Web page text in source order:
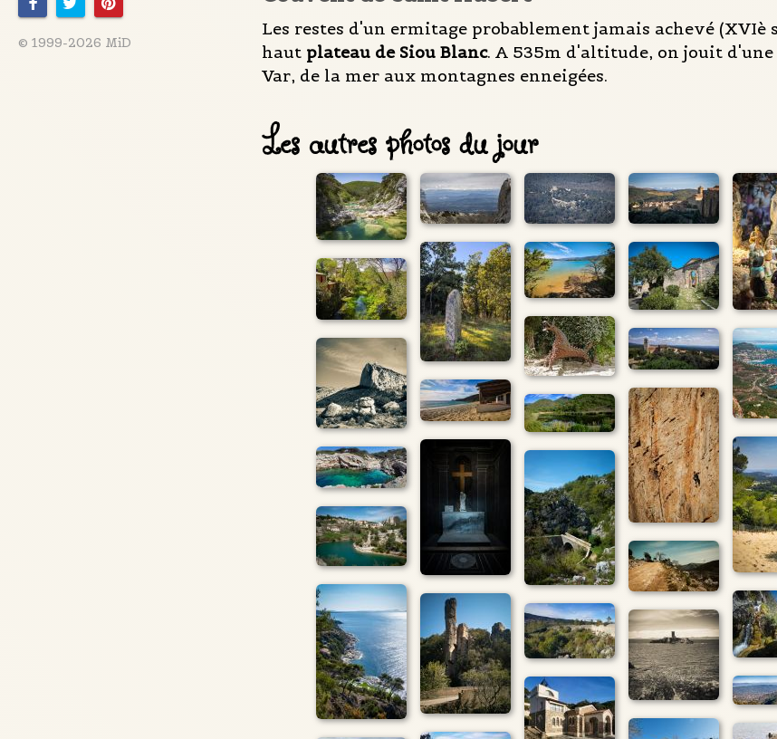
© 1999-2026 MiD
Les restes d'un ermitage probablement jamais achevé
haut plateau de Siou Blanc. A 535m d'altitude, on jouit
Var, de la mer aux montagnes enneigées.
Les autres photos du jour